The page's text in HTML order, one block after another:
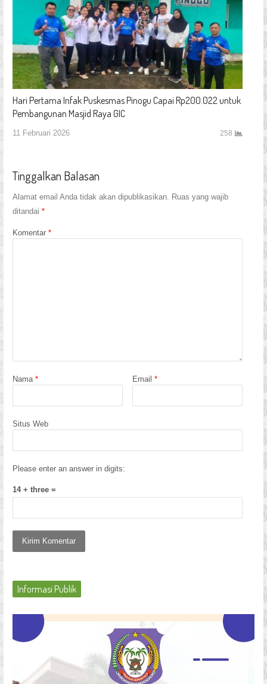
Hari Pertama Infak Puskesmas Pinogu Capai Rp200.022 untuk
Pembangunan Masjid Raya GIC
11 Februari 2026 258
Tinggalkan Balasan
Alamat email Anda tidak akan dipublikasikan. Ruas yang wajib
ditandai *
Komentar *
Nama * Email *
Situs Web
Please enter an answer in digits:
14 + three =
Informasi Publik